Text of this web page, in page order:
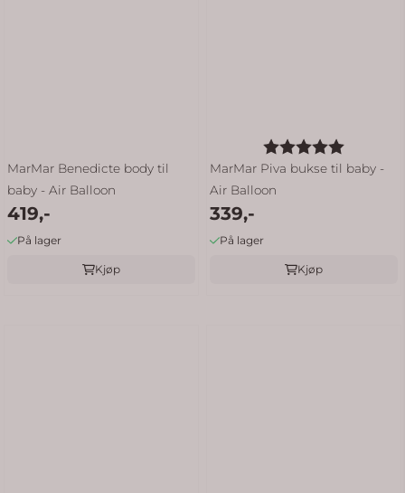
MarMar Benedicte body til
baby - Air Balloon
419,-
På lager
Kjøp
Karakter: 5.0 av 5
MarMar Piva bukse til baby -
Air Balloon
339,-
På lager
Kjøp